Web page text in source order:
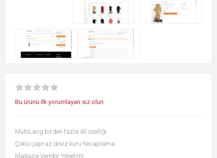
Bu ürünü ilk yorumlayan siz olun
MultiLang birden fazla dil özelliği
Çoklu çapraz döviz kuru hesaplama
Mağaza Vendor Yönetimi